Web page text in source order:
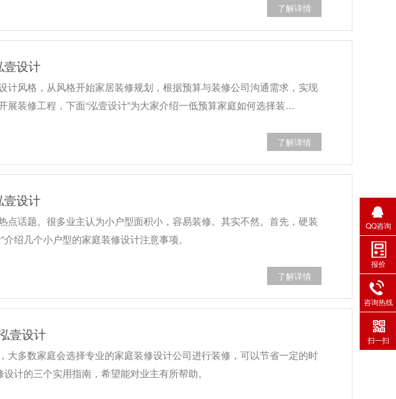
了解详情
壹设计
计风格，从风格开始家居装修规划，根据预算与装修公司沟通需求，实现
展装修工程，下面“泓壹设计”为大家介绍一低预算家庭如何选择装…
了解详情
壹设计
点话题。很多业主认为小户型面积小，容易装修。其实不然。首先，硬装
绍几个小户型的家庭装修设计注意事项。
了解详情
壹设计
大多数家庭会选择专业的家庭装修设计公司进行装修，可以节省一定的时
计的三个实用指南，希望能对业主有所帮助。
QQ咨询
报价
咨询热线
扫一扫